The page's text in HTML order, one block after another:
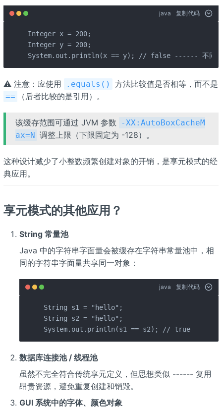
java 复制代码
Integer x = 200;
Integer y = 200;
System.out.println(x == y); // false ------ 不同对
⚠️ 注意：应使用 .equals() 方法比较值是否相等，而不是
== （后者比较的是引用）。
该缓存范围可通过 JVM 参数
-XX:AutoBoxCacheM
ax=N
调整上限（下限固定为 -128）。
这种设计减少了小整数频繁创建对象的开销，是享元模式的经
典应用。
享元模式的其他应用？
String 常量池
Java 中的字符串字面量会被缓存在字符串常量池中，相
同的字符串字面量共享同一对象：
java 复制代码
String s1 = "hello";
String s2 = "hello";
System.out.println(s1 == s2); // true
数据库连接池 / 线程池
虽然不完全符合传统享元定义，但思想类似 ------ 复用
昂贵资源，避免重复创建和销毁。
GUI 系统中的字体、颜色对象